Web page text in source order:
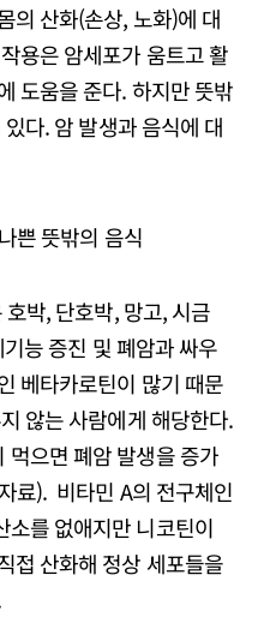
의 산화(손상, 노화)에 대
용은 암세포가 움트고 활
도움을 준다. 하지만 뜻밖
다. 암 발생과 음식에 대
쁜 뜻밖의 음식
박, 단호박, 망고, 시금
능 증진 및 폐암과 싸우
베타카로틴이 많기 때문
않는 사람에게 해당한다.
으면 폐암 발생을 증가
료). 비타민 A의 전구체인
소를 없애지만 니코틴이
접 산화해 정상 세포들을